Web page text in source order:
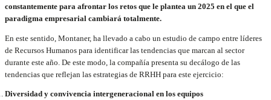
constantemente para afrontar los retos que le plantea un 2025 en el que el
paradigma empresarial cambiará totalmente.
En este sentido, Montaner, ha llevado a cabo un estudio de campo entre líderes
de Recursos Humanos para identificar las tendencias que marcan al sector
durante este año. De este modo, la compañía presenta su decálogo de las
tendencias que reflejan las estrategias de RRHH para este ejercicio:
Diversidad y convivencia intergeneracional en los equipos